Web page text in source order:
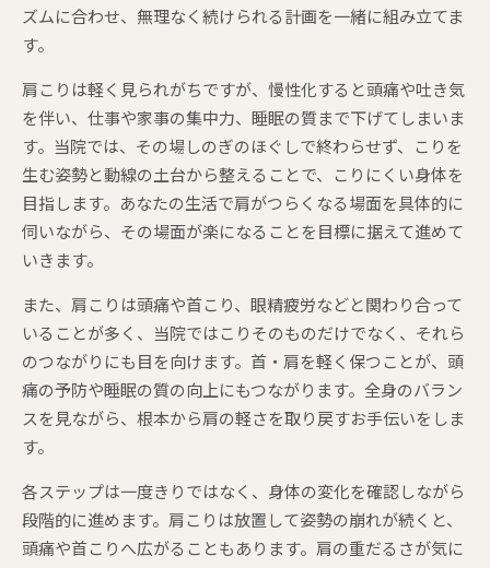
ズムに合わせ、無理なく続けられる計画を一緒に組み立てま
す。
肩こりは軽く見られがちですが、慢性化すると頭痛や吐き気
を伴い、仕事や家事の集中力、睡眠の質まで下げてしまいま
す。当院では、その場しのぎのほぐしで終わらせず、こりを
生む姿勢と動線の土台から整えることで、こりにくい身体を
目指します。あなたの生活で肩がつらくなる場面を具体的に
伺いながら、その場面が楽になることを目標に据えて進めて
いきます。
また、肩こりは頭痛や首こり、眼精疲労などと関わり合って
いることが多く、当院ではこりそのものだけでなく、それら
のつながりにも目を向けます。首・肩を軽く保つことが、頭
痛の予防や睡眠の質の向上にもつながります。全身のバラン
スを見ながら、根本から肩の軽さを取り戻すお手伝いをしま
す。
各ステップは一度きりではなく、身体の変化を確認しながら
段階的に進めます。肩こりは放置して姿勢の崩れが続くと、
頭痛や首こりへ広がることもあります。肩の重だるさが気に